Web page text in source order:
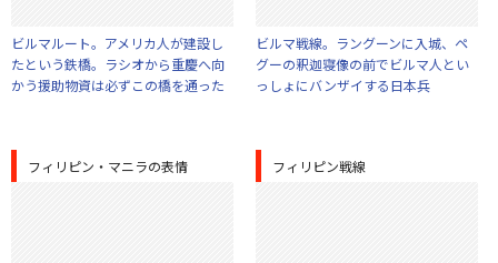
ビルマルート。アメリカ人が建設し
たという鉄橋。ラシオから重慶へ向
かう援助物資は必ずこの橋を通った
ビルマ戦線。ラングーンに入城、ペ
グーの釈迦寝像の前でビルマ人とい
っしょにバンザイする日本兵
フィリピン・マニラの表情 フィリピン戦線